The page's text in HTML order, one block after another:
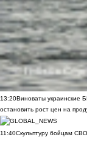
13:20Виноваты украинские
остановить рост цен на
11:40Скульптуру бойцам